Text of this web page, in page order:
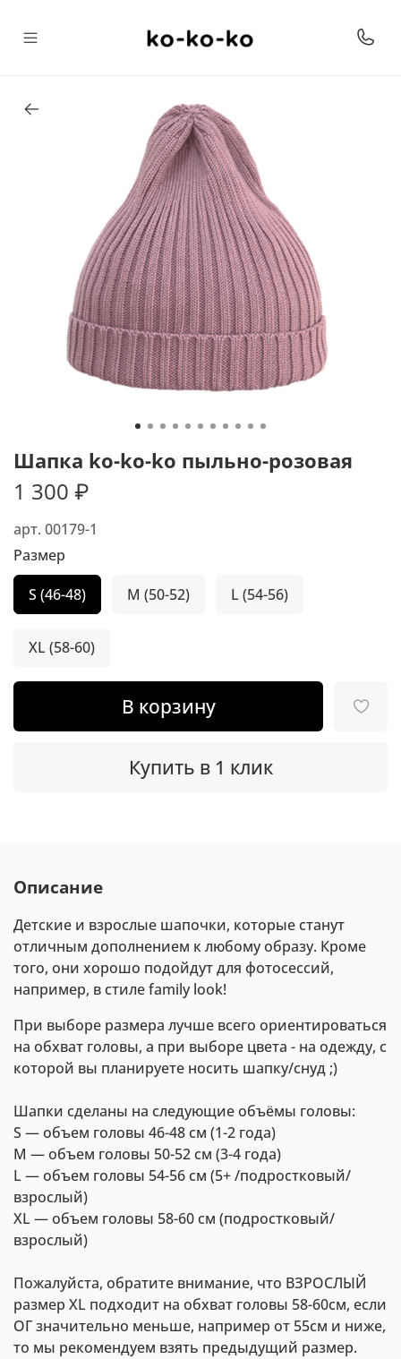
арт. 00179-1
Шапка ko-ko-ko пыльно-розовая
1 300 ₽
В корзину
Купить в 1 клик
Размер
S (46-48)
M (50-52) L (54-56)
XL (58-60)
Описание
Детские и взрослые шапочки, которые станут
отличным дополнением к любому образу. Кроме
того, они хорошо подойдут для фотосессий,
например, в стиле family look!
При выборе размера лучше всего ориентироваться
на обхват головы, а при выборе цвета - на одежду, с
которой вы планируете носить шапку/снуд ;)
Шапки сделаны на следующие объёмы головы:
S — объем головы 46-48 см (1-2 года)
M — объем головы 50-52 см (3-4 года)
L — объем головы 54-56 см (5+ /подростковый/
взрослый)
XL — объем головы 58-60 см (подростковый/
взрослый)
Пожалуйста, обратите внимание, что ВЗРОСЛЫЙ
размер XL подходит на обхват головы 58-60см, если
ОГ значительно меньше, например от 55см и ниже,
то мы рекомендуем взять предыдущий размер.